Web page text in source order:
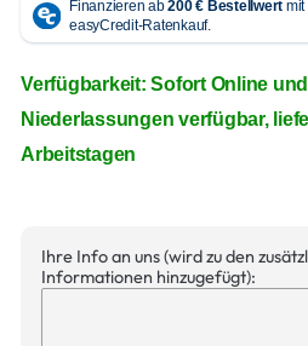
Verfügbarkeit: Sofort Online
Niederlassungen verfügbar,
Arbeitstagen
Ihre Info an uns (wird zu den
Informationen hinzugefügt):